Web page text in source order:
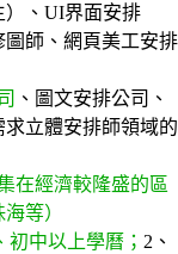
）、UI界面安排
師、網頁美工安排
、圖文安排公司、
立體安排師領域的
在經濟較隆盛的區
等）
中以上學曆； 2、